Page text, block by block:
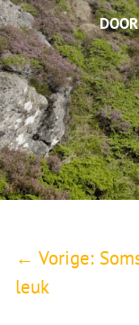
← Vorige:
leuk